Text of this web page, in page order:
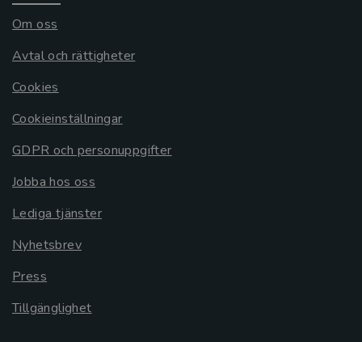
Om oss
Avtal och rättigheter
Cookies
Cookieinställningar
GDPR och personuppgifter
Jobba hos oss
Lediga tjänster
Nyhetsbrev
Press
Tillgänglighet